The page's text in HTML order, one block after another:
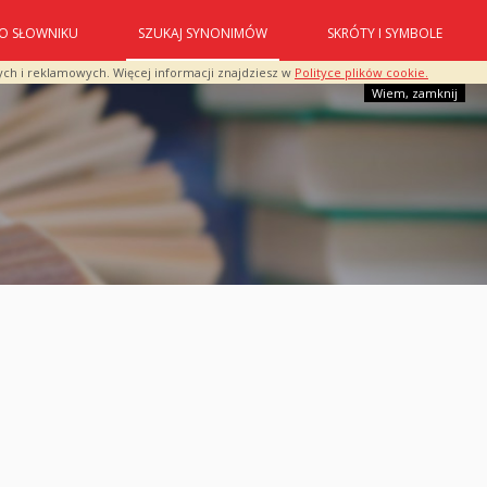
i reklamowych. Więcej informacji znajdziesz w Polityce plików cookie.
Wiem, zamknij
O SŁOWNIKU SZUKAJ SYNONIMÓW SKRÓTY I SYMBOLE